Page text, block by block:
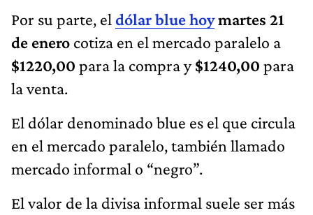
Por su parte, el dólar blue hoymartes 21
de enero cotiza en el mercado paralelo a
$1220,00 para la compra y$1240,00 para
la venta.
El dólar denominado blue es el que circula
en el mercado paralelo, también llamado
mercado informal o “negro”.
El valor de la divisa informal suele ser más